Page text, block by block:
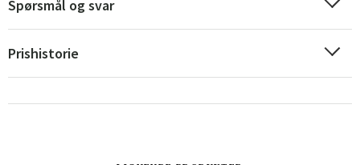
Spørsmål og svar
Prishistorie